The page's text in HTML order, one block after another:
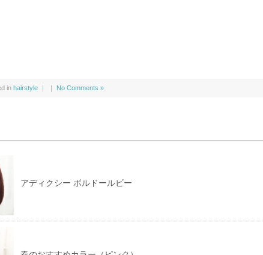
in hairstyle ｜ ｜ No Comments »
アディクシー ボルドールビー